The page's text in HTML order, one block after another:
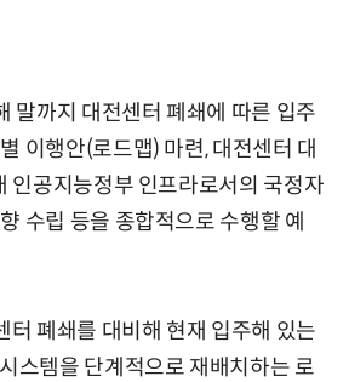
말까지 대전센터 폐쇄에 따른 입주
이행안(로드맵) 마련, 대전센터 대
인공지능정부 인프라로서의 국정자
수립 등을 종합적으로 수행할 예
폐쇄를 대비해 현재 입주해 있는
스템을 단계적으로 재배치하는 로